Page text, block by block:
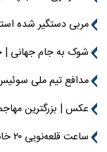
مربی دستگیر شده
شوک به جام جهانی |
مدافع تیم ملی
عکس | بزرگترین
ساعت قلعه‌نویی ۲۰ خانواده را از فلاکت نجات می‌دهد